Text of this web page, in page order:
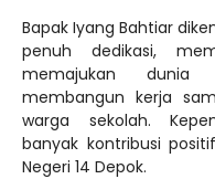
Bapak Iyang Bahtiar
penuh dedikasi,
memajukan dunia
membangun kerja
warga sekolah.
banyak kontribusi
Negeri 14 Depok.